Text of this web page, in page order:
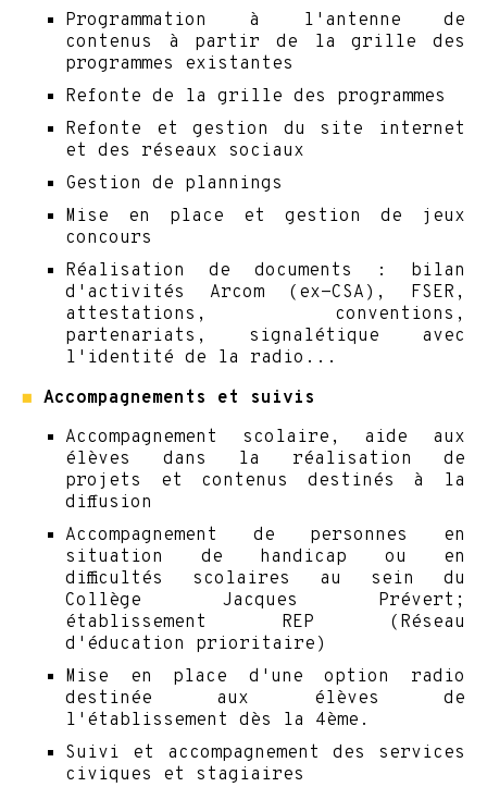
Programmation à l'antenne de
contenus à partir de la grille des
programmes existantes
Refonte de la grille des programmes
Refonte et gestion du site internet
et des réseaux sociaux
Gestion de plannings
Mise en place et gestion de jeux
concours
Réalisation de documents : bilan
d'activités Arcom (ex-CSA), FSER,
attestations, conventions,
partenariats, signalétique avec
l'identité de la radio...
◼ Accompagnements et suivis
Accompagnement scolaire, aide aux
élèves dans la réalisation de
projets et contenus destinés à la
diffusion
Accompagnement de personnes en
situation de handicap ou en
difficultés scolaires au sein du
Collège Jacques Prévert;
établissement REP (Réseau
d'éducation prioritaire)
Mise en place d'une option radio
destinée aux élèves de
l'établissement dès la 4ème.
Suivi et accompagnement des services
civiques et stagiaires